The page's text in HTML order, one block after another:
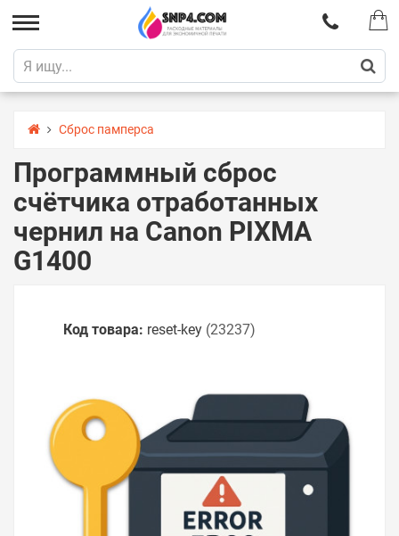
Сброс памперса
Программный сброс
счётчика отработанных
чернил на Canon PIXMA
G1400
Код товара: reset-key (23237)